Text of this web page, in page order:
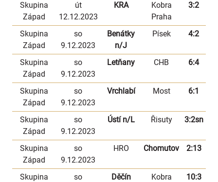
Skupina
Západ
út
12.12.2023
KRA
Kobra
Praha
3:2
Skupina
Západ
so
9.12.2023
Benátky
n/J
Písek 4:2
Skupina
Západ
so
9.12.2023
Letňany CHB 6:4
Skupina
Západ
so
9.12.2023
Vrchlabí Most 6:1
Skupina
Západ
so
9.12.2023
Ústí n/L Řisuty 3:2sn
Skupina
Západ
so
9.12.2023
HRO Chomutov 2:13
Skupina
so
Děčín
Kobra
10:3